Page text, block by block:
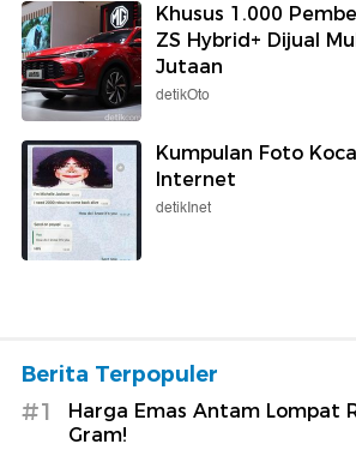
Khusus 1.000
ZS Hybrid+ Dijual
Jutaan
detikOto
Kumpulan Foto
Internet
detikInet
Berita Terpopuler
#1
Harga Emas Antam Lompat
Gram!